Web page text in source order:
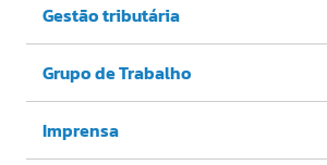
Gestão tributária
Grupo de Trabalho
Imprensa